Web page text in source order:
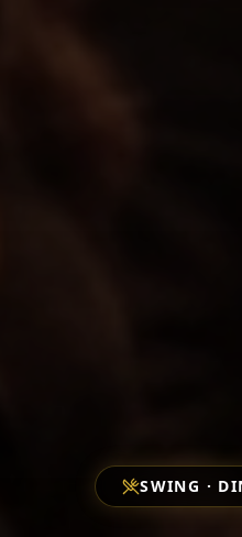
SWING ·